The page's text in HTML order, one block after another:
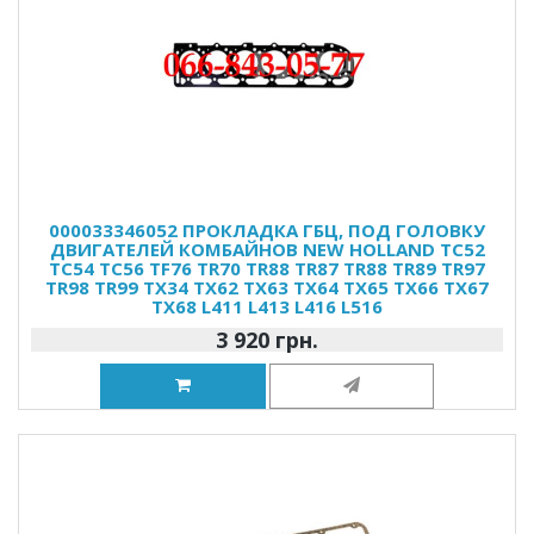
000033346052 ПРОКЛАДКА ГБЦ, ПОД ГОЛОВКУ
ДВИГАТЕЛЕЙ КОМБАЙНОВ NEW HOLLAND TC52
TC54 TC56 TF76 TR70 TR88 TR87 TR88 TR89 TR97
TR98 TR99 TX34 TX62 TX63 TX64 TX65 TX66 TX67
TX68 L411 L413 L416 L516
3 920 грн.